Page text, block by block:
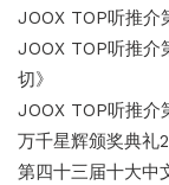
JOOX TOP听推介
JOOX TOP听推介
切》
JOOX TOP听推介
万千星辉颁奖典礼
第四十三届十大中